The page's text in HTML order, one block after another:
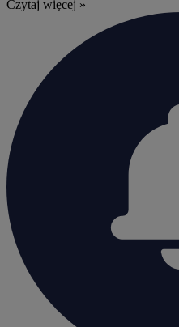
Czytaj więcej »